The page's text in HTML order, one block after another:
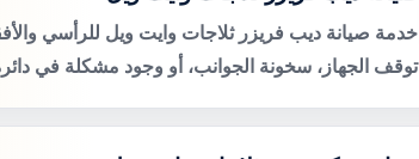
خدمة صيانة ديب فريزر ثلاجات وايت ويل للرأسي
توقف الجهاز، سخونة الجوانب، أو وجود مشكلة في دائرة